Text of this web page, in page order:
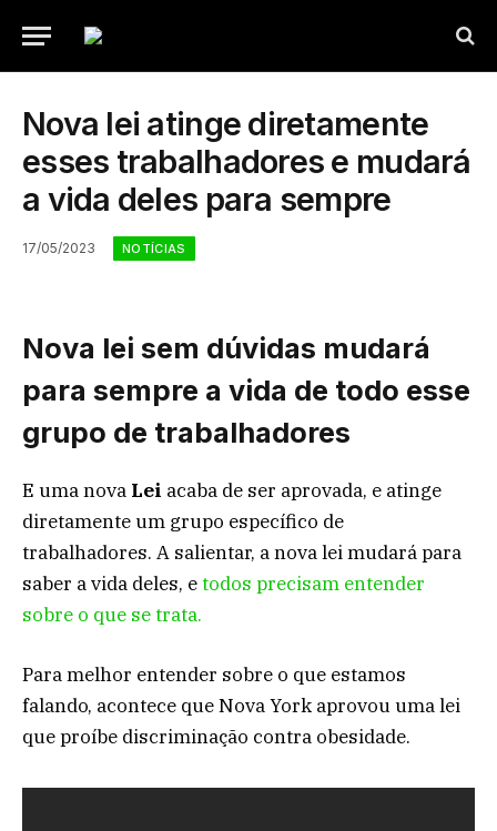
Nova lei atinge diretamente
esses trabalhadores e mudará
a vida deles para sempre
17/05/2023 NOTÍCIAS
Nova lei sem dúvidas mudará
para sempre a vida de todo esse
grupo de trabalhadores
E uma nova Lei acaba de ser aprovada, e atinge
diretamente um grupo específico de
trabalhadores. A salientar, a nova lei mudará para
saber a vida deles, etodos precisam entender
sobre o que se trata.
Para melhor entender sobre o que estamos
falando, acontece que Nova York aprovou uma lei
que proíbe discriminação contra obesidade.